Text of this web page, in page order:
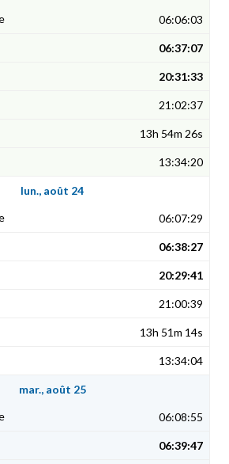
06:06:03
06:37:07
20:31:33
21:02:37
13h 54m 26s
13:34:20
lun., août 24
06:07:29
06:38:27
20:29:41
21:00:39
13h 51m 14s
13:34:04
mar., août 25
06:08:55
06:39:47